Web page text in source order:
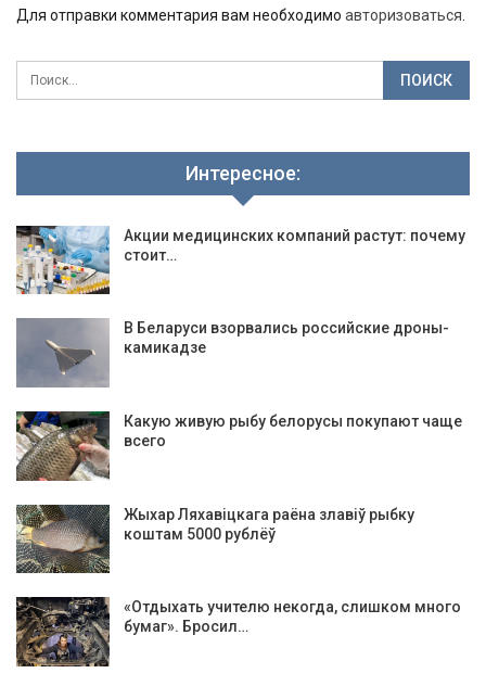
Для отправки комментария вам необходимо авторизоваться
Интересное:
Акции медицинских компаний растут: почему
стоит…
В Беларуси взорвались российские дроны-
камикадзе
Какую живую рыбу белорусы покупают чаще
всего
Жыхар Ляхавіцкага раёна злавіў рыбку
коштам 5000 рублёў
«Отдыхать учителю некогда, слишком много
бумаг». Бросил…